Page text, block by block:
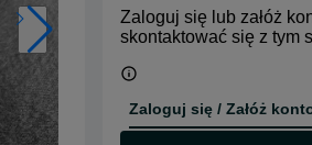
Zaloguj się lub załóż
skontaktować się z tym
Zaloguj się / Załóż